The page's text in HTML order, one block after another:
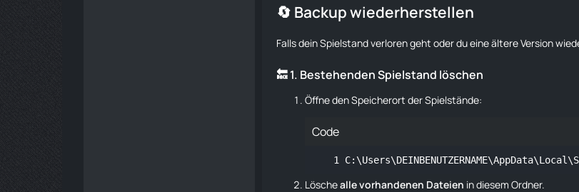
🔄 Backup wiederherstellen
Falls dein Spielstand verloren geht oder du eine ältere Version
🔙 1. Bestehenden Spielstand löschen
Öffne den Speicherort der Spielstände:
Code
Löschealle vorhandenen Dateien in diesem Ordner.